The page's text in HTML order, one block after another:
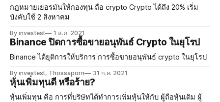
กฏหมายเยอรมันให้กองทุน ถือ crypto Crypto ได้ถึง 20% เริ่ม
บังคับใช้ 2 สิงหาคม
By investest 1 ส.ค. 2021
Binance ปิดการซื้อขายอนุพันธ์ Crypto ในยุโรป
Binance ได้ยุติการให้บริการ การซื้อขายอนุพันธ์ crypto ในยุโรป
By investest, Thossaporn 31 ก.ค. 2021
หุ้นเพิ่มทุนดี หรือร้าย?
หุ้นเพิ่มทุน คือ การที่บริษัทได้ทำการเพิ่มหุ้นให้กับ ผู้ถือหุ้นเดิม ผู้